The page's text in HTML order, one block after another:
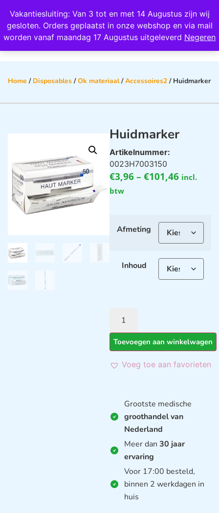
Vakantiesluiting: Van 3 tot en met 14 Augustus zijn wij
gesloten. Orders geplaatst in onze webshop en via mail
worden vanaf maandag 17 Augustus uitgeleverd Negeren
Wij scoren een 4,8 op Google
Home / Disposables /Ok materiaal/Accessoires2 / Huidmarker
Huidmarker
Artikelnummer:
0023H7003150
€3,96– €101,46 incl.
btw
Afmeting
Inhoud
Toevoegen aan winkelwagen
Voeg toe aan favorieten
Grootste medische
groothandel van
Nederland
Meer dan 30 jaar
ervaring
Voor 17:00 besteld,
binnen 2 werkdagen in
huis